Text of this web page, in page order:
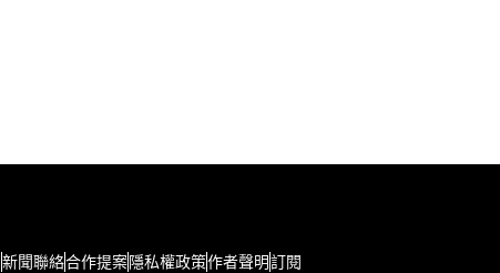
新聞聯絡合作提案隱私權政策作者聲明訂閱